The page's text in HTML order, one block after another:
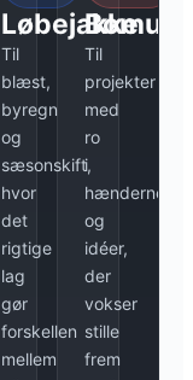
Løbejakke
Til
blæst,
byregn
og
sæsonskift,
hvor
det
rigtige
lag
gør
forskellen
mellem
Til
projekter
med
ro
i
hænderne
og
idéer,
der
vokser
stille
frem